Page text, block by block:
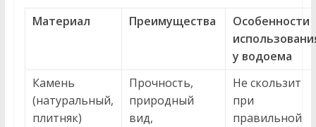
Материал Преимущества
Особенности
у водоема
Камень
(натуральный,
плитняк)
Прочность,
природный
вид,
Не скользит
при
правильной